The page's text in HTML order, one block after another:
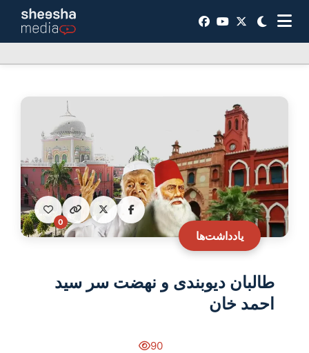
یادداشت‌ها
0
طالبان دیوبندی و نهضت سر سید
احمد خان
90